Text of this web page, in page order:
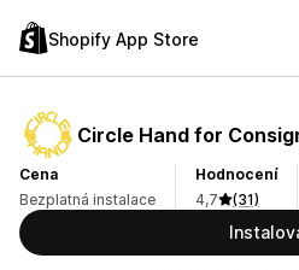
Shopify App Store
Circle Hand for
Cena
Bezplatná instalace
Hodnocení
4,7
(31)